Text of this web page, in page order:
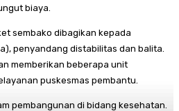
biaya.
sembako dibagikan kepada
penyandang distabilitas dan balita.
memberikan beberapa unit
puskesmas pembantu.
pembangunan di bidang kesehatan.